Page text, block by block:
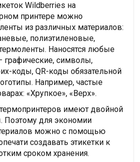
Wildberries на
принтере можно
из различных материалов:
полиэтиленовые,
Наносятся любые
графические, символы,
коды, QR-коды обязательной
Например, частые
«Хрупкое», «Верх».
имеют двойной
Поэтому для экономии
можно с помощью
создавать этикетки к
сроком хранения.